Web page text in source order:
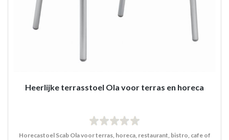
Heerlijke terrasstoel Ola voor terras en horeca
Horecastoel Scab Ola voor terras, horeca, restaurant, bistro, cafe of